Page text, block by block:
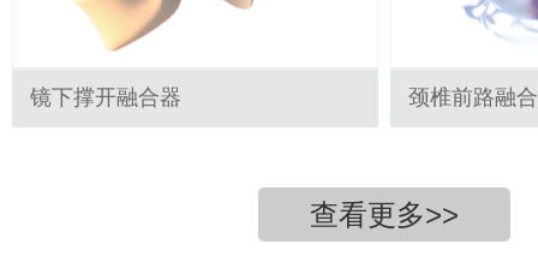
镜下撑开融合器 颈椎前路融
查看更多>>